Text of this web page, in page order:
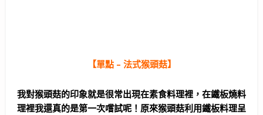
【單點 – 法式猴頭菇】
我對猴頭菇的印象就是很常出現在素食料理裡，在鐵板燒料
理裡我還真的是第一次嚐試呢！原來猴頭菇利用鐵板料理呈